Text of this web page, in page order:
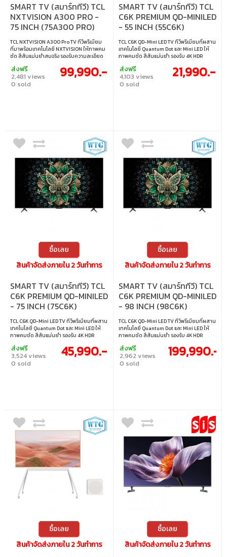
SMART TV (สมาร์ททีวี) TCL
NXTVISION A300 PRO -
75 INCH (75A300 PRO)
TCL NXTVISION A300 Pro TV ทีวีพรีเมียม
ที่มาพร้อมเทคโนโลยี NXTVISION ให้ภาพคม
ชัด สีสันแม่นยำสมจริง รองรับความละเอียด
อัจฉริยะอย่างมีสไตล์ • ขนาดจอ : 75 นิ้ว •
ประเภทจอ : VA • ความละเอียด : 3840×2160 •
รีเฟรชเรท : 120; VRR~144HZ; DLG 240Hz •
ส่งฟรี
2,481 views
0 sold
99,990.-
SMART TV (สมาร์ททีวี) TCL
C6K PREMIUM QD-MINILED
- 55 INCH (55C6K)
TCL C6K QD-Mini LED TV ทีวีพรีเมียมที่ผสาน
เทคโนโลยี Quantum Dot และ Mini LED ให้
ภาพคมชัด สีสันแม่นยำ รองรับ 4K HDR
ไหล พร้อมดีไซน์บางหรูทันสมัย • ขนาดจอ : 55
นิ้ว • ประเภทจอ : VA • ความละเอียด :
3840×2160 • รีเฟรชเรท : MEMC 120HZ; VRR
ส่งฟรี
4,103 views
0 sold
21,990.-
ซื้อเลย
สินค้าจัดส่งภายใน 2 วันทำการ
SMART TV (สมาร์ททีวี) TCL
C6K PREMIUM QD-MINILED
- 75 INCH (75C6K)
TCL C6K QD-Mini LED TV ทีวีพรีเมียมที่ผสาน
เทคโนโลยี Quantum Dot และ Mini LED ให้
ภาพคมชัด สีสันแม่นยำ รองรับ 4K HDR
ไหล พร้อมดีไซน์บางหรูทันสมัย • ขนาดจอ : 75
นิ้ว • ประเภทจอ : VA • ความละเอียด :
3840×2160 • รีเฟรชเรท : MEMC 120HZ; VRR
ส่งฟรี
3,524 views
0 sold
45,990.-
ซื้อเลย
สินค้าจัดส่งภายใน 2 วันทำการ
SMART TV (สมาร์ททีวี) TCL
C6K PREMIUM QD-MINILED
- 98 INCH (98C6K)
TCL C6K QD-Mini LED TV ทีวีพรีเมียมที่ผสาน
เทคโนโลยี Quantum Dot และ Mini LED ให้
ภาพคมชัด สีสันแม่นยำ รองรับ 4K HDR
ไหล พร้อมดีไซน์บางหรูทันสมัย • ขนาดจอ :
98 นิ้ว • ประเภทจอ : VA • ความละเอียด :
3840×2160 • รีเฟรชเรท : MEMC 120HZ; VRR
ส่งฟรี
2,962 views
0 sold
199,990.-
ซื้อเลย
สินค้าจัดส่งภายใน 2 วันทำการ
ซื้อเลย
สินค้าจัดส่งภายใน 2 วันทำการ